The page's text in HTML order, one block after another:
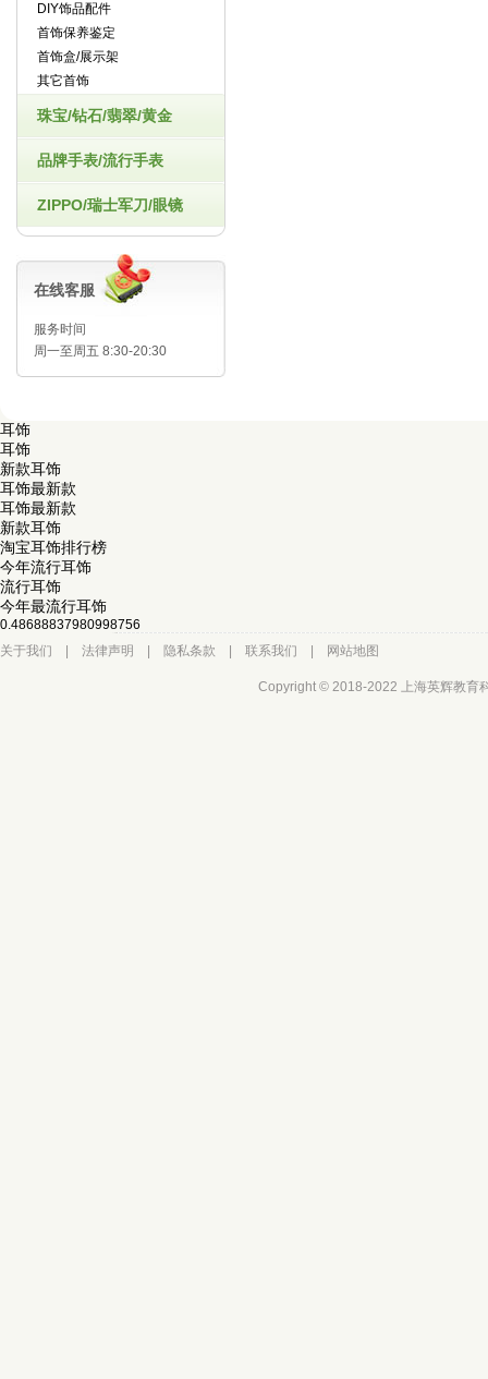
DIY饰品配件
首饰保养鉴定
首饰盒/展示架
其它首饰
珠宝/钻石/翡翠/黄金
品牌手表/流行手表
ZIPPO/瑞士军刀/眼镜
在线客服
服务时间
周一至周五 8:30-20:30
耳饰
耳饰
新款耳饰
耳饰最新款
耳饰最新款
新款耳饰
淘宝耳饰排行榜
今年流行耳饰
流行耳饰
今年最流行耳饰
0.48688837980998756
关于我们
法律声明 隐私条款 联系我们 网站地图
Copyright © 2018-2022 上海英辉教育